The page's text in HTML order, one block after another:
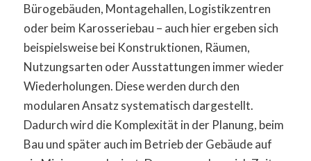
Bürogebäuden, Montagehallen, Logistikzentren
oder beim Karosseriebau – auch hier ergeben sich
beispielsweise bei Konstruktionen, Räumen,
Nutzungsarten oder Ausstattungen immer wieder
Wiederholungen. Diese werden durch den
modularen Ansatz systematisch dargestellt.
Dadurch wird die Komplexität in der Planung, beim
Bau und später auch im Betrieb der Gebäude auf